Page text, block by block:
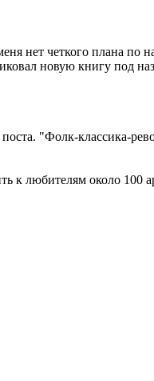
нет четкого плана по
новую книгу под
"Фолк-классика-
любителям около 100